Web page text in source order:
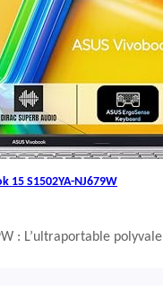
15 S1502YA-NJ679W
: L’ultraportable